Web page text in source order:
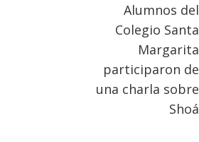
Alumnos del
Colegio Santa
Margarita
participaron de
una charla sobre
Shoá